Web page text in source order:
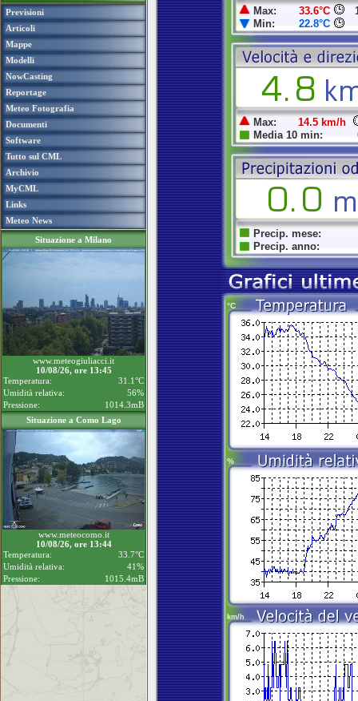
Previsioni
Articoli
Mappe
Modelli
NowCasting
Reportage
Meteo Fotografia
Documenti
Software
Tutto sul CML
Archivio
MyCML
Links
Meteo News
Situazione a Milano
www.meteogiuliacci.it
10/08/26, ore 13:45
Temperatura:
31.1°C
Umidità relativa:
56%
Pressione:
1014.3mB
Situazione a Como Lago
www.meteocomo.it
10/08/26, ore 13:44
Temperatura:
33.7°C
Umidità relativa:
41%
Pressione:
1015.4mB